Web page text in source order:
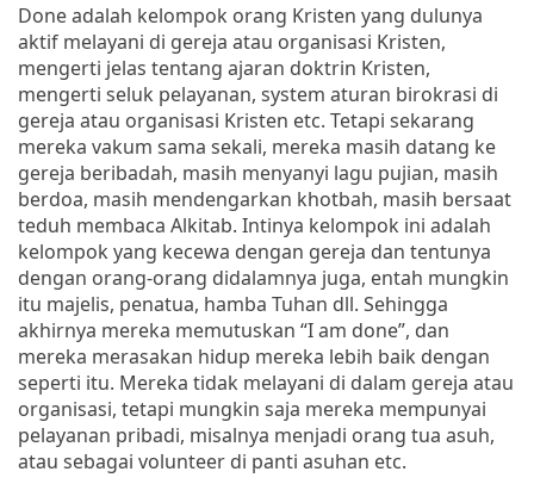
Done adalah kelompok orang Kristen yang dulunya
aktif melayani di gereja atau organisasi Kristen,
mengerti jelas tentang ajaran doktrin Kristen,
mengerti seluk pelayanan, system aturan birokrasi di
gereja atau organisasi Kristen etc. Tetapi sekarang
mereka vakum sama sekali, mereka masih datang ke
gereja beribadah, masih menyanyi lagu pujian, masih
berdoa, masih mendengarkan khotbah, masih bersaat
teduh membaca Alkitab. Intinya kelompok ini adalah
kelompok yang kecewa dengan gereja dan tentunya
dengan orang-orang didalamnya juga, entah mungkin
itu majelis, penatua, hamba Tuhan dll. Sehingga
akhirnya mereka memutuskan “I am done”, dan
mereka merasakan hidup mereka lebih baik dengan
seperti itu. Mereka tidak melayani di dalam gereja atau
organisasi, tetapi mungkin saja mereka mempunyai
pelayanan pribadi, misalnya menjadi orang tua asuh,
atau sebagai volunteer di panti asuhan etc.